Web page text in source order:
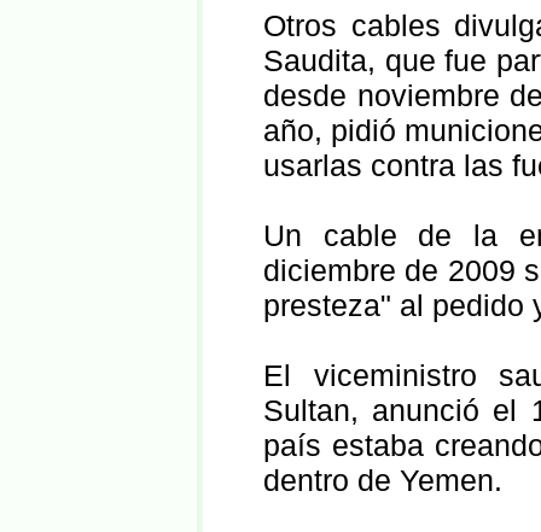
Otros cables
Saudita, que fue
desde noviembre
año, pidió
usarlas contra las
Un cable de la
diciembre de 2009
presteza" al pedido
El viceministro
Sultan, anunció el
país estaba
dentro de Yemen.